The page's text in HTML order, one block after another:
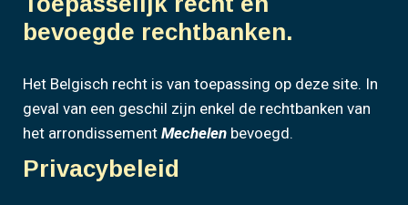
bevoegde rechtbanken.
Het Belgisch recht is van toepassing op deze site. In
geval van een geschil zijn enkel de rechtbanken van
het arrondissement Mechelen bevoegd.
Privacybeleid